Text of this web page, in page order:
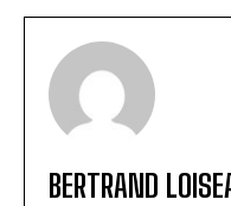
BERTRAND